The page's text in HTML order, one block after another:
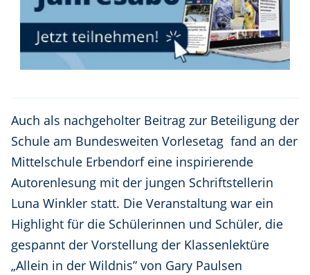
Auch als nachgeholter Beitrag zur Beteiligung der
Schule am Bundesweiten Vorlesetag fand an der
Mittelschule Erbendorf eine inspirierende
Autorenlesung mit der jungen Schriftstellerin
Luna Winkler statt. Die Veranstaltung war ein
Highlight für die Schülerinnen und Schüler, die
gespannt der Vorstellung der Klassenlektüre
„Allein in der Wildnis” von Gary Paulsen